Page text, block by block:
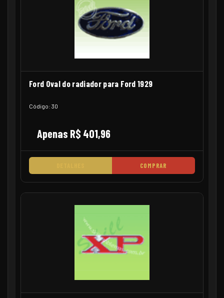
Ford Oval do radiador para Ford 1929
Código: 30
Apenas R$ 401,96
COMPRAR